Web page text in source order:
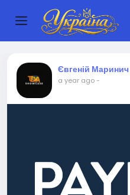
Євгеній Маринич
a year ago-